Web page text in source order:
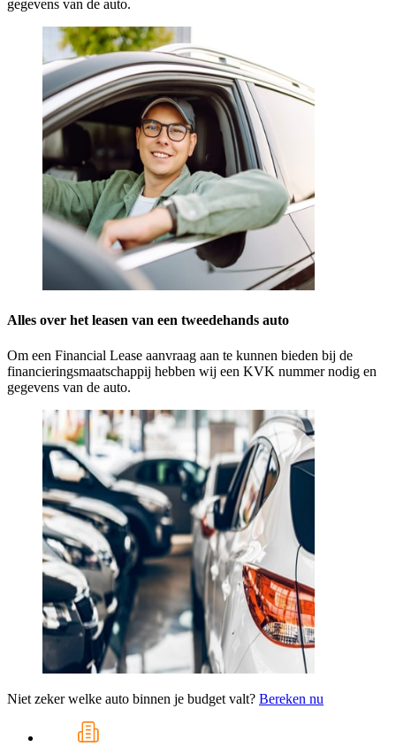
gegevens van de auto.
Alles over het leasen van een tweedehands auto
Om een Financial Lease aanvraag aan te kunnen bieden bij de
financieringsmaatschappij hebben wij een KVK nummer nodig en
gegevens van de auto.
Niet zeker welke auto binnen je budget valt? Bereken nu